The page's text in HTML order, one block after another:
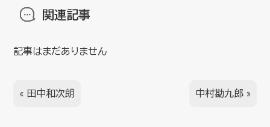
関連記事
記事はまだありません
« 田中和次朗 中村勘九郎»